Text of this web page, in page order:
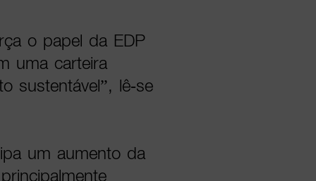
o papel da EDP
uma carteira
sustentável”, lê-se
um aumento da